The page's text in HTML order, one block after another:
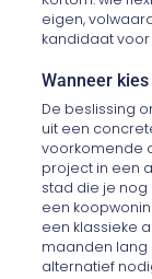
eigen,
kandidaat
Wanneer
De beslissing
uit een
voorkomende
project in een
stad die je
een
een klassieke
maanden lang
alternatief